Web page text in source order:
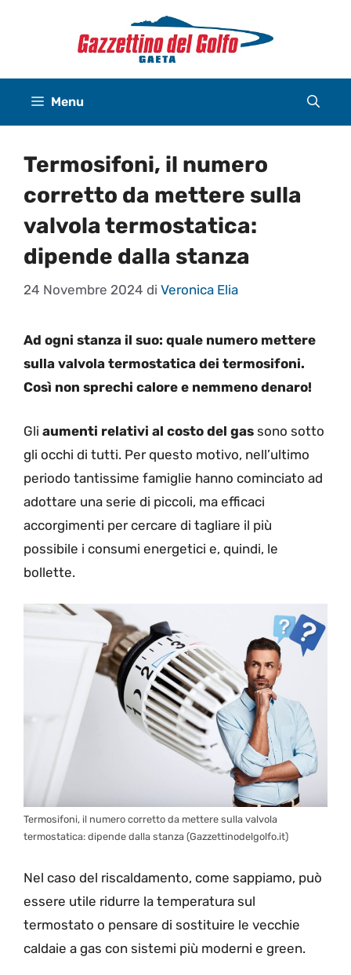
Menu
Termosifoni, il numero
corretto da mettere sulla
valvola termostatica:
dipende dalla stanza
24 Novembre 2024 di Veronica Elia
Ad ogni stanza il suo: quale numero mettere
sulla valvola termostatica dei termosifoni.
Così non sprechi calore e nemmeno denaro!
Gli aumenti relativi al costo del gas sono sotto
gli occhi di tutti. Per questo motivo, nell’ultimo
periodo tantissime famiglie hanno cominciato ad
adottare una serie di piccoli, ma efficaci
accorgimenti per cercare di tagliare il più
possibile i consumi energetici e, quindi, le
bollette.
Termosifoni, il numero corretto da mettere sulla valvola
termostatica: dipende dalla stanza (Gazzettinodelgolfo.it)
Nel caso del riscaldamento, come sappiamo, può
essere utile ridurre la temperatura sul
termostato o pensare di sostituire le vecchie
caldaie a gas con sistemi più moderni e green.